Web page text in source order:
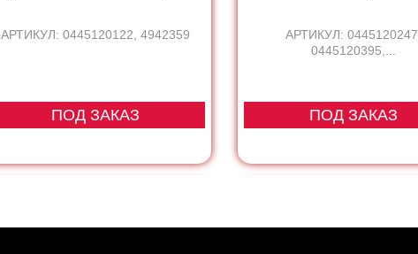
АРТИКУЛ: 0445120122, 4942359
ПОД ЗАКАЗ
АРТИКУЛ:
0445120395,...
ПОД ЗАКАЗ